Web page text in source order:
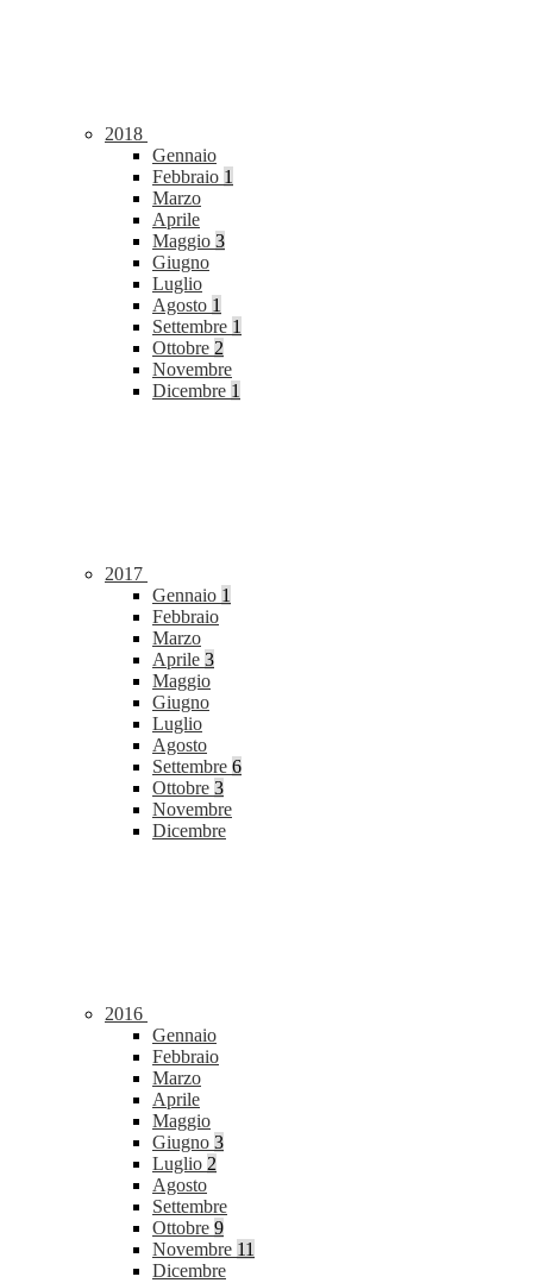
2018
Gennaio
Febbraio 1
Marzo
Aprile
Maggio 3
Giugno
Luglio
Agosto 1
Settembre 1
Ottobre 2
Novembre
Dicembre 1
2017
Gennaio 1
Febbraio
Marzo
Aprile 3
Maggio
Giugno
Luglio
Agosto
Settembre 6
Ottobre 3
Novembre
Dicembre
2016
Gennaio
Febbraio
Marzo
Aprile
Maggio
Giugno 3
Luglio 2
Agosto
Settembre
Ottobre 9
Novembre 11
Dicembre